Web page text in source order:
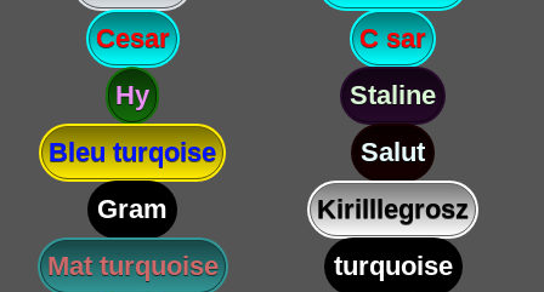
Cesar
C sar
Hy
Staline
Bleu turqoise
Salut
Gram
Kirilllegrosz
Mat turquoise
turquoise